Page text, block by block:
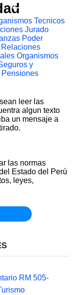
Tecnicos
Jurado
Poder
Relaciones
Organismos
y
leer las
algun texto
un mensaje a
las normas
Estado del Perú
leyes,
RM 505-